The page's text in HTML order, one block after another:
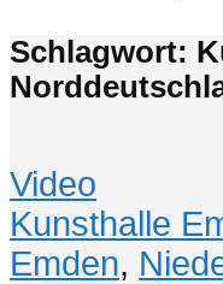
Schlagwort:
Video
Kunsthalle
Emden,